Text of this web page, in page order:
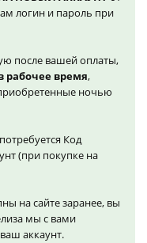
логин и пароль при
после вашей оплаты,
рабочее время,
ночью
Код
(при покупке на
на сайте заранее, вы
мы с вами
аккаунт.